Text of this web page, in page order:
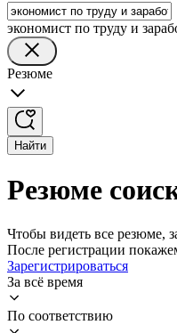
экономист по труду и
Резюме
Найти
Резюме
Чтобы видеть все резюме,
После регистрации
Зарегистрироваться
За всё время
По соответствию